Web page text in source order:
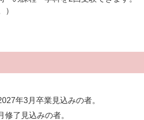
年3月卒業見込みの者。
了見込みの者。